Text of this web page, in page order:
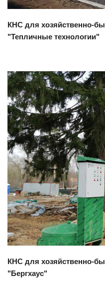
КНС для хозяйственно-
"Тепличные технологии"
КНС для хозяйственно-
"Бергхаус"